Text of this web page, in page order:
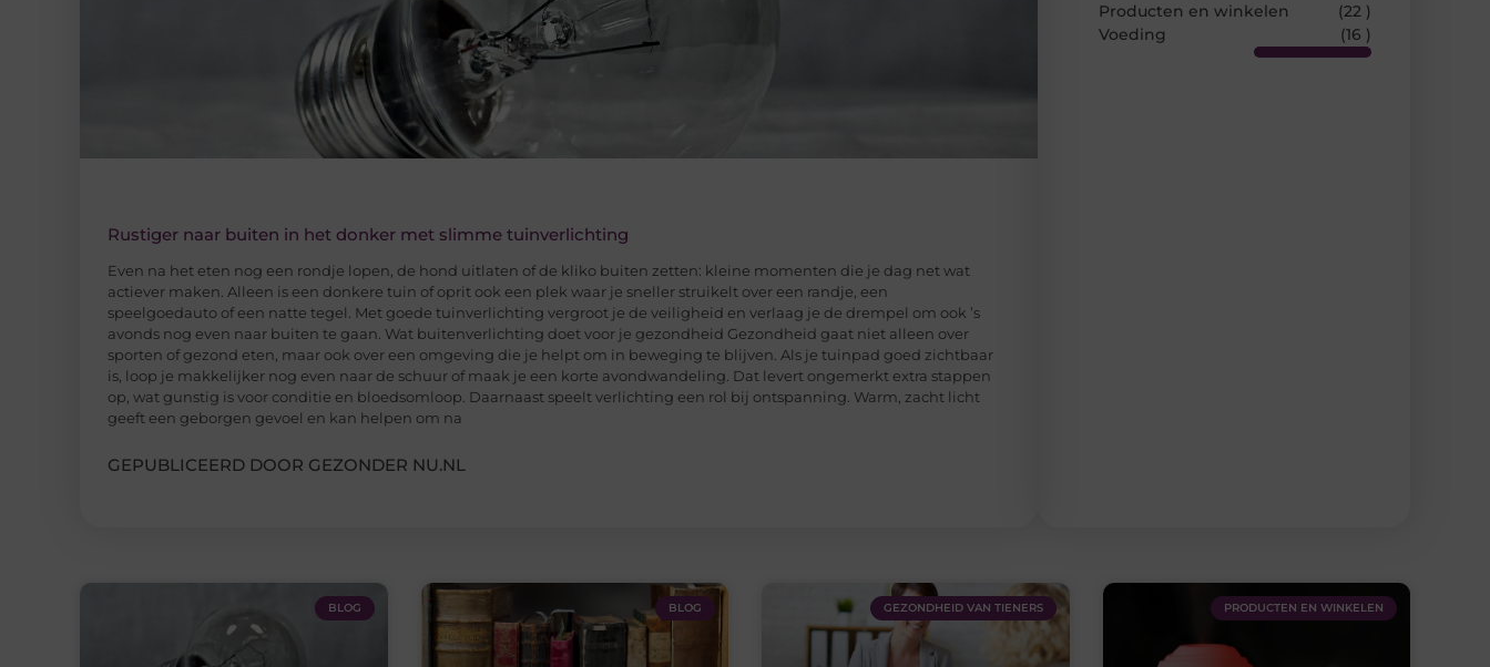
Rustiger naar buiten in het donker met slimme tuinverlichting
Even na het eten nog een rondje lopen, de hond uitlaten of de kliko buiten zetten: kleine momenten die je dag net wat
actiever maken. Alleen is een donkere tuin of oprit ook een plek waar je sneller struikelt over een randje, een
speelgoedauto of een natte tegel. Met goede tuinverlichting vergroot je de veiligheid en verlaag je de drempel om ook ’s
avonds nog even naar buiten te gaan. Wat buitenverlichting doet voor je gezondheid Gezondheid gaat niet alleen over
sporten of gezond eten, maar ook over een omgeving die je helpt om in beweging te blijven. Als je tuinpad goed zichtbaar
is, loop je makkelijker nog even naar de schuur of maak je een korte avondwandeling. Dat levert ongemerkt extra stappen
op, wat gunstig is voor conditie en bloedsomloop. Daarnaast speelt verlichting een rol bij ontspanning. Warm, zacht licht
geeft een geborgen gevoel en kan helpen om na
GEPUBLICEERD DOOR GEZONDER NU.NL
Producten en winkelen
(22 )
Voeding
(16 )
BLOG BLOG GEZONDHEID VAN TIENERS PRODUCTEN EN WINKELEN